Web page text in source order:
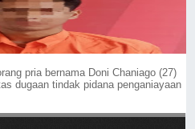
pria bernama Doni Chaniago (27)
dugaan tindak pidana penganiayaan